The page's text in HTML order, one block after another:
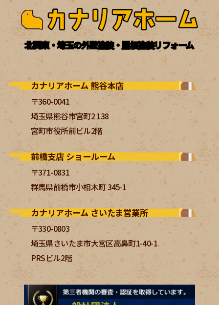
北関東・埼玉の外壁塗装・屋根塗装リフォーム
カナリアホーム 熊谷本店
〒360-0041
埼玉県熊谷市宮町2 138
宮町市役所前ビル2階
前橋支店 ショールーム
〒371-0831
群馬県前橋市小相木町 345-1
カナリアホーム さいたま営業所
〒330-0803
埼玉県さいたま市大宮区高鼻町1-40-1
PRSビル2階